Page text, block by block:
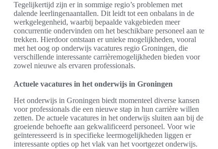
Tegelijkertijd zijn er in sommige regio’s problemen met
dalende leerlingenaantallen. Dit leidt tot een onbalans in de
werkgelegenheid, waarbij bepaalde vakgebieden meer
concurrentie ondervinden om het beschikbare personeel aan te
trekken. Hierdoor ontstaan er unieke mogelijkheden, vooral
met het oog op onderwijs vacatures regio Groningen, die
verschillende interessante carrièremogelijkheden bieden voor
zowel nieuwe als ervaren professionals.
Actuele vacatures in het onderwijs in Groningen
Het onderwijs in Groningen biedt momenteel diverse kansen
voor professionals die een nieuwe stap in hun carrière willen
zetten. De actuele vacatures in het onderwijs sluiten aan bij de
groeiende behoefte aan gekwalificeerd personeel. Voor wie
geïnteresseerd is in specifieke leermogelijkheden liggen er
interessante opties op het vlak van het voortgezet onderwijs.